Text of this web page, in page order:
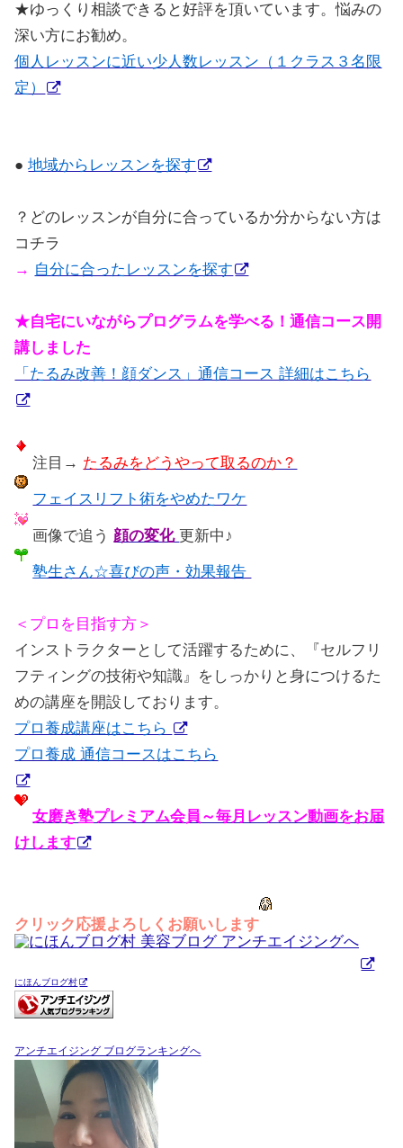
★ゆっくり相談できると好評を頂いています。悩みの
深い方にお勧め。
個人レッスンに近い少人数レッスン（１クラス３名限
定）
●地域からレッスンを探す
？どのレッスンが自分に合っているか分からない方は
コチラ
→ 自分に合ったレッスンを探す
★自宅にいながらプログラムを学べる！通信コース開
講しました
「たるみ改善！顔ダンス」通信コース 詳細はこちら
注目→ たるみをどうやって取るのか？
フェイスリフト術をやめたワケ
画像で追う 顔の変化更新中♪
塾生さん☆喜びの声・効果報告
＜プロを目指す方＞
インストラクターとして活躍するために、『セルフリ
フティングの技術や知識』をしっかりと身につけるた
めの講座を開設しております。
プロ養成講座はこちら
プロ養成 通信コースはこちら
女磨き塾プレミアム会員～毎月レッスン動画をお届
けします
クリック応援よろしくお願いします
にほんブログ村
アンチエイジング ブログランキングへ